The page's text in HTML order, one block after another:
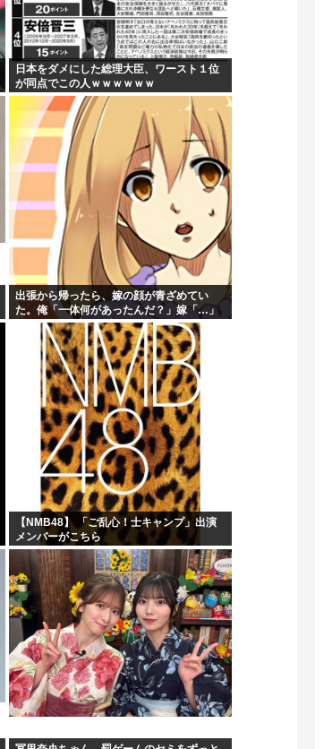
日本をダメにした総理大臣、ワースト１位
が同点でこの人ｗｗｗｗｗｗ
出張から帰ったら、嫁の顔が青ざめてい
た。俺「一体何があったんだ？」嫁「…」
→子供たちに話を聞くと…
【NMB48】 「ご乱心！士キャンプ」出演
メンバーがこちら